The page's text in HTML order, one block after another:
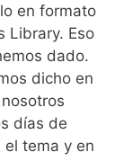
en formato
Library. Eso
dado.
dicho en
días de
el tema y en